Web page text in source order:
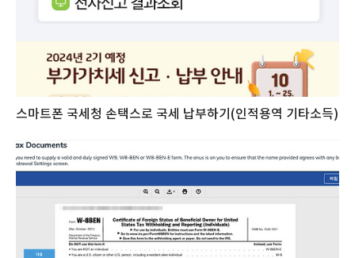
스마트폰 국세청 손택스로 국세 납부하기(인적용역 기타소득)